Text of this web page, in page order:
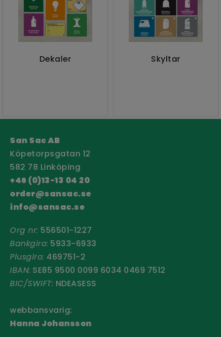
Dekaler Skyltar
San Sac AB
Köpetorpsgatan 12
582 78 Linköping
+46 (0)13-13 04 20
order@sansac.se
info@sansac.se
Org nr: 556501-1227
Bankgiro: 5933-6933
Plusgiro: 469751-2
IBAN: SE85 9500 0099 6034 0469 7512
BIC/SWIFT: NDEASESS
webbansvarig:
Hanna Johansson